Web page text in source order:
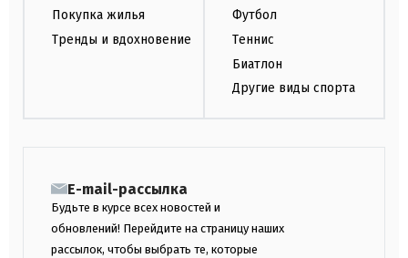
Покупка жилья
Тренды и вдохновение
Футбол
Теннис
Биатлон
Другие виды спорта
E-mail-рассылка
Будьте в курсе всех новостей и
обновлений! Перейдите на страницу наших
рассылок, чтобы выбрать те, которые